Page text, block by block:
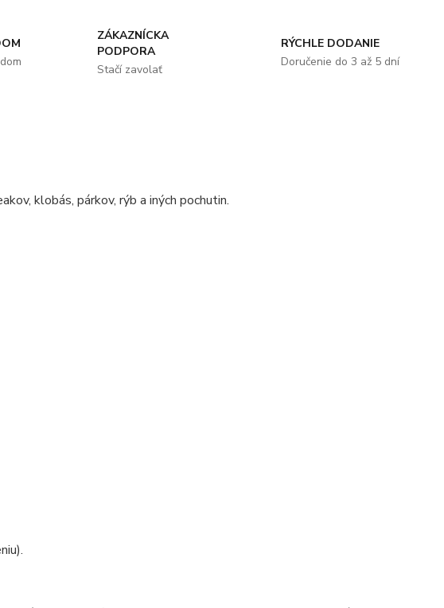
ZÁKAZNÍCKA
PODPORA
Stačí zavolať
RÝCHLE DODANIE
Doručenie do 3 až 5 dní
klobás, párkov, rýb a iných pochutin.